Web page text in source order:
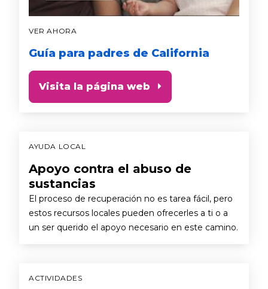
VER AHORA
Guía para padres de California
Visita la página web
AYUDA LOCAL
Apoyo contra el abuso de
sustancias
El proceso de recuperación no es tarea fácil, pero
estos recursos locales pueden ofrecerles a ti o a
un ser querido el apoyo necesario en este camino.
ACTIVIDADES